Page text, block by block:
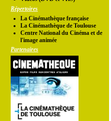
Répertoires
La Cinémathèque française
La Cinémathèque de Toulouse
Centre National du Cinéma et de
l'image animée
Partenaires